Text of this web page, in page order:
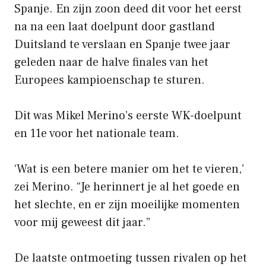
Spanje. En zijn zoon deed dit voor het eerst
na na een laat doelpunt door gastland
Duitsland te verslaan en Spanje twee jaar
geleden naar de halve finales van het
Europees kampioenschap te sturen.
Dit was Mikel Merino’s eerste WK-doelpunt
en 11e voor het nationale team.
‘Wat is een betere manier om het te vieren,’
zei Merino. “Je herinnert je al het goede en
het slechte, en er zijn moeilijke momenten
voor mij geweest dit jaar.”
De laatste ontmoeting tussen rivalen op het